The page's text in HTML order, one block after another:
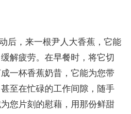
后，来一根尹人大香蕉，它能
解疲劳。在早餐时，将它切
一杯香蕉奶昔，它能为您带
至在忙碌的工作间隙，随手
您片刻的慰藉，用那份鲜甜